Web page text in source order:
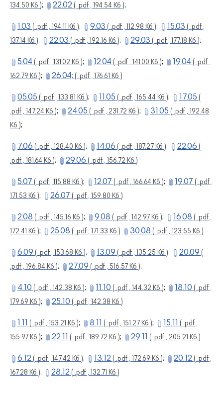
134.50 Кб ); 22.02 ( .pdf , 194.54 Кб );
1.03 ( .pdf , 194.11 Кб ); 9.03 ( .pdf , 112.98 Кб ); 15.03 ( .pdf ,
137.14 Кб ); 22.03 ( .pdf , 192.16 Кб ); 29.03 ( .pdf , 177.18 Кб );
5.04 ( .pdf , 131.02 Кб ); 12.04 ( .pdf , 141.00 Кб ); 19.04 ( .pdf ,
162.79 Кб ); 26.04; ( .pdf , 176.61 Кб )
05.05 ( .pdf , 133.81 Кб ); 11.05 ( .pdf , 165.44 Кб ); 17.05 (
.pdf , 147.24 Кб ); 24.05 ( .pdf , 231.72 Кб ); 31.05 ( .pdf , 192.48
Кб );
7.06 ( .pdf , 128.40 Кб ); 14.06 ( .pdf , 187.27 Кб ); 22.06 (
.pdf , 181.64 Кб ); 29.06 ( .pdf , 156.72 Кб )
5.07 ( .pdf , 115.88 Кб ); 12.07 ( .pdf , 166.64 Кб ); 19.07 ( .pdf ,
171.53 Кб ); 26.07 ( .pdf , 159.80 Кб )
2.08 ( .pdf , 145.16 Кб ); 9.08 ( .pdf , 142.97 Кб ); 16.08 ( .pdf ,
172.41 Кб ); 25.08 ( .pdf , 171.33 Кб ) 30.08 ( .pdf , 123.55 Кб )
6.09 ( .pdf , 153.68 Кб ); 13.09 ( .pdf , 135.25 Кб ); 20.09 (
.pdf , 196.84 Кб ); 27.09 ( .pdf , 516.57 Кб );
4.10 ( .pdf , 142.38 Кб ); 11.10 ( .pdf , 144.32 Кб ); 18.10 ( .pdf ,
179.69 Кб ); 25.10 ( .pdf , 142.38 Кб )
1.11 ( .pdf , 153.21 Кб ); 8.11 ( .pdf , 151.27 Кб ); 15.11 ( .pdf ,
155.97 Кб ); 22.11 ( .pdf , 189.72 Кб ); 29.11 ( .pdf , 205.21 Кб )
6.12 ( .pdf , 147.42 Кб ); 13.12 ( .pdf , 172.69 Кб ); 20.12 ( .pdf ,
167.28 Кб ); 28.12 ( .pdf , 132.71 Кб )